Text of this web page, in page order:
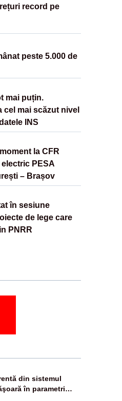
record pe
peste 5.000 de
mai puțin.
mai scăzut nivel
INS
la CFR
PESA
– Brașov
în sesiune
de lege care
PNRR
din sistemul
în parametri